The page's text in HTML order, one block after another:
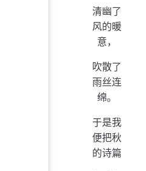
清幽了
风的暖
意，
吹散了
雨丝连
绵。
于是我
便把秋
的诗篇